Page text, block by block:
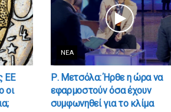
ΕΕ
οι
ΝΈΑ
Ρ. Μετσόλα: Ήρθε η ώρα να
εφαρμοστούν όσα έχουν
συμφωνηθεί για το κλίμα